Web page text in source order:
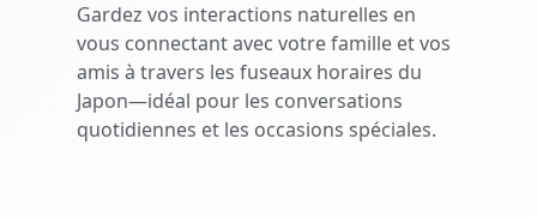
Gardez vos interactions naturelles en
vous connectant avec votre famille et vos
amis à travers les fuseaux horaires du
Japon—idéal pour les conversations
quotidiennes et les occasions spéciales.